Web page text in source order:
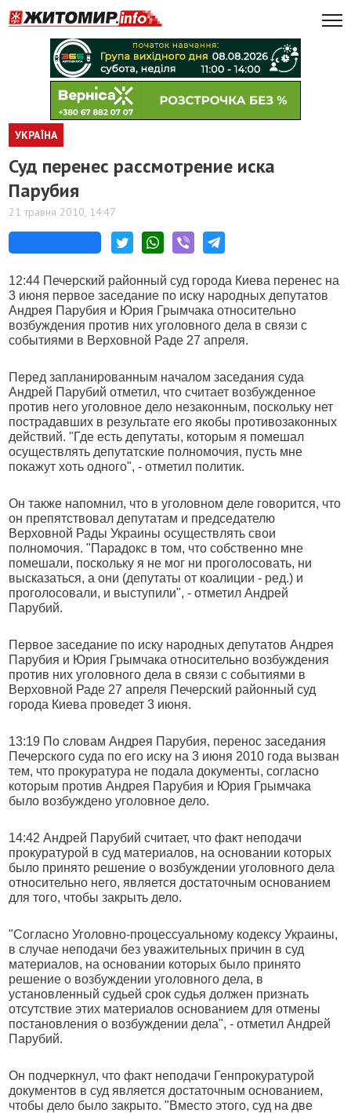
УКРАЇНА
Суд перенес рассмотрение иска
Парубия
21 травня 2010, 14:47
12:44 Печерский районный суд города Киева перенес на
3 июня первое заседание по иску народных депутатов
Андрея Парубия и Юрия Грымчака относительно
возбуждения против них уголовного дела в связи с
событиями в Верховной Раде 27 апреля.
Перед запланированным началом заседания суда
Андрей Парубий отметил, что считает возбужденное
против него уголовное дело незаконным, поскольку нет
пострадавших в результате его якобы противозаконных
действий. "Где есть депутаты, которым я помешал
осуществлять депутатские полномочия, пусть мне
покажут хоть одного", - отметил политик.
Он также напомнил, что в уголовном деле говорится, что
он препятствовал депутатам и председателю
Верховной Рады Украины осуществлять свои
полномочия. "Парадокс в том, что собственно мне
помешали, поскольку я не мог ни проголосовать, ни
высказаться, а они (депутаты от коалиции - ред.) и
проголосовали, и выступили", - отметил Андрей
Парубий.
Первое заседание по иску народных депутатов Андрея
Парубия и Юрия Грымчака относительно возбуждения
против них уголовного дела в связи с событиями в
Верховной Раде 27 апреля Печерский районный суд
города Киева проведет 3 июня.
13:19 По словам Андрея Парубия, перенос заседания
Печерского суда по его иску на 3 июня 2010 года вызван
тем, что прокуратура не подала документы, согласно
которым против Андрея Парубия и Юрия Грымчака
было возбуждено уголовное дело.
14:42 Андрей Парубий считает, что факт неподачи
прокуратурой в суд материалов, на основании которых
было принято решение о возбуждении уголовного дела
относительно него, является достаточным основанием
для того, чтобы закрыть дело.
"Согласно Уголовно-процессуальному кодексу Украины,
в случае неподачи без уважительных причин в суд
материалов, на основании которых было принято
решение о возбуждении уголовного дела, в
установленный судьей срок судья должен признать
отсутствие этих материалов основанием для отмены
постановления о возбуждении дела", - отметил Андрей
Парубий.
Он подчеркнул, что факт неподачи Генпрокуратурой
документов в суд является достаточным основанием,
чтобы дело было закрыто. "Вместо этого, суд на две